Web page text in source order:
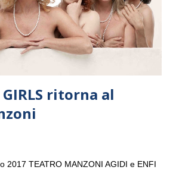
nel 2008 da Kristjan Järvi (affiancato
di consulent...
GIRLS ritorna al
2017 TEATRO MANZONI AGIDI e ENFI